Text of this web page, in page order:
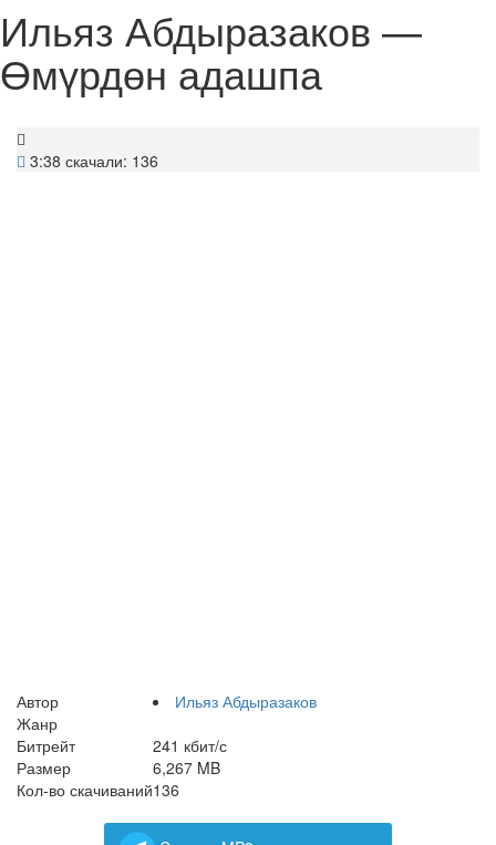
Ильяз Абдыразаков —
Өмүрдөн адашпа
3:38 скачали: 136
Автор
Ильяз Абдыразаков
Жанр
Битрейт
241 кбит/с
Размер
6,267 MB
Кол-во скачиваний136